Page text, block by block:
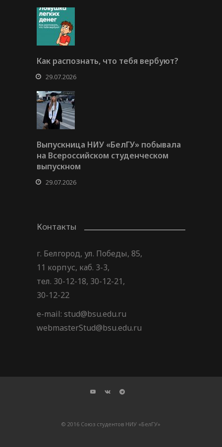
Как распознать, что тебя вербуют?
29.07.2026
Выпускница НИУ «БелГУ» побывала
на Всероссийском студенческом
выпускном
29.07.2026
Контакты
г. Белгород, ул. Победы, 85,
11 корпус, каб. 3-3,
тел. 30-12-18, 30-12-21,
30-12-22
e-mail: stud@bsu.edu.ru
webmasterStud@bsu.edu.ru
© 2016 Союз студентов НИУ «БелГУ»